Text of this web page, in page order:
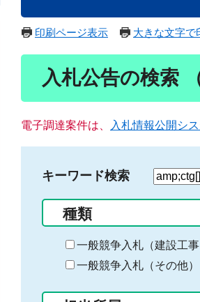
印刷ページ表示 大きな文字で
入札公告の検索
電子調達案件は、 入札情報公開シ
キーワード検索
検
る
キ
ー
ー
種類
一般競争入札（建設工事
一般競争入札（その他）